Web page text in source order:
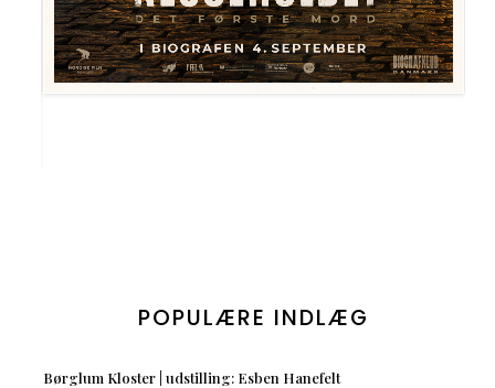
POPULÆRE INDLÆG
Børglum Kloster | udstilling: Esben Hanefelt